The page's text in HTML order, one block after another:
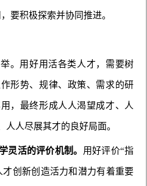
要积极探索并协同推进。
。用好用活各类人才，需要树
形势、规律、政策、需求的研
，最终形成人人渴望成才、人
人人尽展其才的良好局面。
灵活的评价机制。 用好评价“指
创新创造活力和潜力有着重要